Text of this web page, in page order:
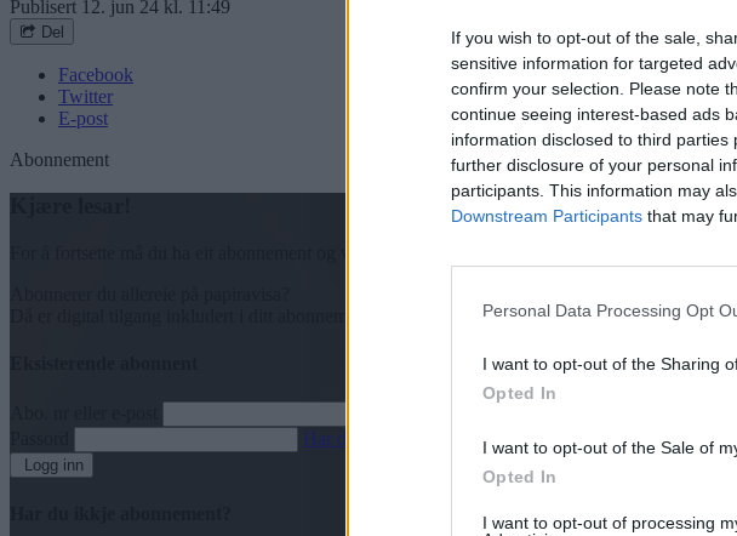
If you wish to opt-out of the sale,
sensitive information for targeted
confirm your selection. Please note
continue seeing interest-based ads
information disclosed to third
further disclosure of your personal
participants. This information may
Downstream Participants that may
Personal Data Processing Opt
I want to opt-out of the Sharing
Opted In
I want to opt-out of the Sale of
Opted In
I want to opt-out of processing
Publisert 12. jun 24 kl. 11:49
Del
Facebook
Twitter
E-post
Abonnement
Har du gløymt passordet?
Logg inn